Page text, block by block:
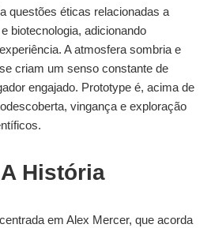
questões éticas relacionadas a
biotecnologia, adicionando
A atmosfera sombria e
criam um senso constante de
engajado. Prototype é, acima de
vingança e exploração
História
em Alex Mercer, que acorda